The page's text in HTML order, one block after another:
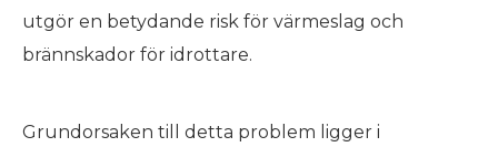
utgör en betydande risk för värmeslag och
brännskador för idrottare.
Grundorsaken till detta problem ligger i